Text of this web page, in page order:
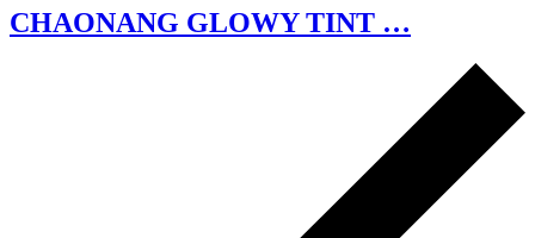
CHAONANG GLOWY TINT …